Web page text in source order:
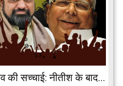
की सच्चाई: नीतीश के बाद...